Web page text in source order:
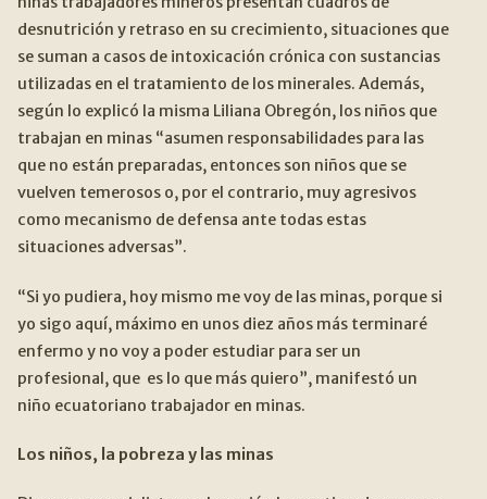
desnutrición y retraso en su crecimiento, situaciones que
se suman a casos de intoxicación crónica con sustancias
utilizadas en el tratamiento de los minerales. Además,
según lo explicó la misma Liliana Obregón, los niños que
trabajan en minas “asumen responsabilidades para las
que no están preparadas, entonces son niños que se
vuelven temerosos o, por el contrario, muy agresivos
como mecanismo de defensa ante todas estas
situaciones adversas”.
“Si yo pudiera, hoy mismo me voy de las minas, porque si
yo sigo aquí, máximo en unos diez años más terminaré
enfermo y no voy a poder estudiar para ser un
profesional, que es lo que más quiero”, manifestó un
niño ecuatoriano trabajador en minas.
Los niños, la pobreza y las minas